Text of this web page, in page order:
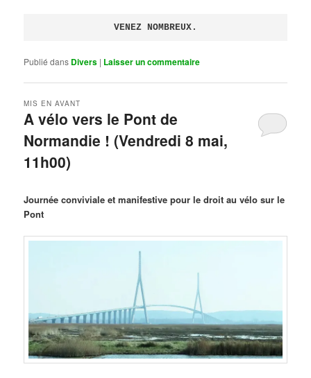
VENEZ NOMBREUX.
Publié dans Divers | Laisser un commentaire
A vélo vers le Pont de
Normandie ! (Vendredi 8 mai,
11h00)
MIS EN AVANT
Journée conviviale et manifestive pour le droit au vélo sur le
Pont